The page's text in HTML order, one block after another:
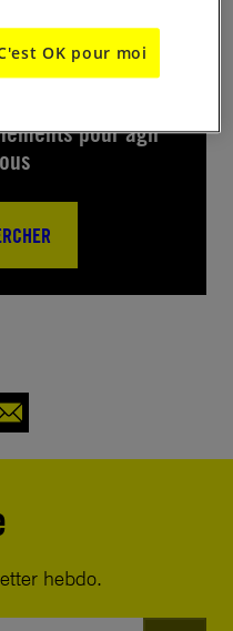
vous
pour agir
hebdo.
OK pour moi